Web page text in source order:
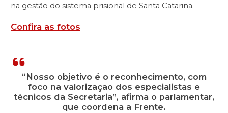
na gestão do sistema prisional de Santa Catarina.
Confira as fotos
“Nosso objetivo é o reconhecimento, com
foco na valorização dos especialistas e
técnicos da Secretaria”, afirma o parlamentar,
que coordena a Frente.